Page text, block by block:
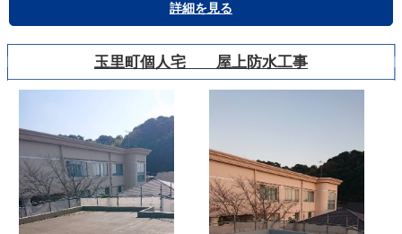
詳細を見る
玉里町個人宅 屋上防水工事